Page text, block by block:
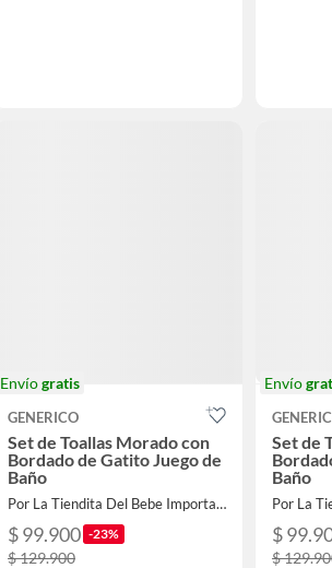
Envíogratis
GENERICO
Set de Toallas Morado con
Bordado de Gatito Juego de
Baño
Por La Tiendita Del Bebe Importadora
$ 99.900 -23%
$ 129.900
Envío
Set de
Baño
$
$